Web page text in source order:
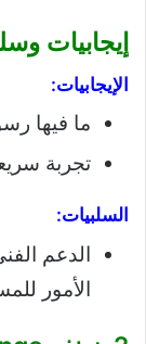
إيجابيات
الإيجابيات:
ما فيها
تجربة
السلبيات:
الدعم
الأمور